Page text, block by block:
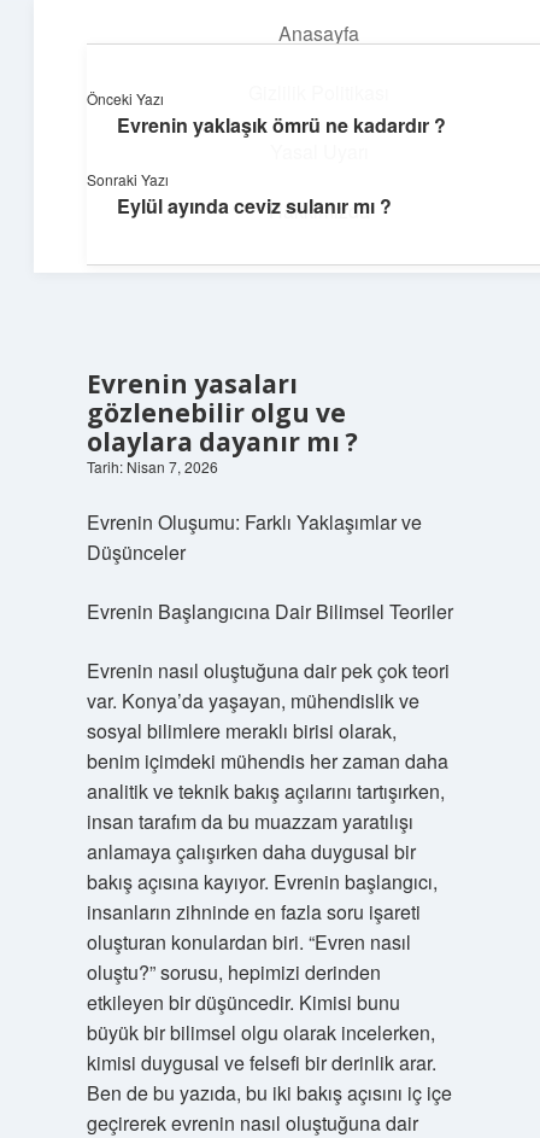
Anasayfa
Hakkımızda
Günlük Hatırlatmalar
Keyifli vakit için kısa ve eğlenceli içerikler.
Evrenin yasaları
gözlenebilir olgu ve
olaylara dayanır mı ?
Tarih: Nisan 7, 2026
Evrenin Oluşumu: Farklı Yaklaşımlar ve
Düşünceler
Evrenin Başlangıcına Dair Bilimsel Teoriler
Evrenin nasıl oluştuğuna dair pek çok teori
var. Konya’da yaşayan, mühendislik ve
sosyal bilimlere meraklı birisi olarak,
benim içimdeki mühendis her zaman daha
analitik ve teknik bakış açılarını tartışırken,
insan tarafım da bu muazzam yaratılışı
anlamaya çalışırken daha duygusal bir
bakış açısına kayıyor. Evrenin başlangıcı,
insanların zihninde en fazla soru işareti
oluşturan konulardan biri. “Evren nasıl
oluştu?” sorusu, hepimizi derinden
etkileyen bir düşüncedir. Kimisi bunu
büyük bir bilimsel olgu olarak incelerken,
kimisi duygusal ve felsefi bir derinlik arar.
Ben de bu yazıda, bu iki bakış açısını iç içe
geçirerek evrenin nasıl oluştuğuna dair
Önceki Yazı
Evrenin yaklaşık ömrü ne kadardır ?
Sonraki Yazı
Eylül ayında ceviz sulanır mı ?